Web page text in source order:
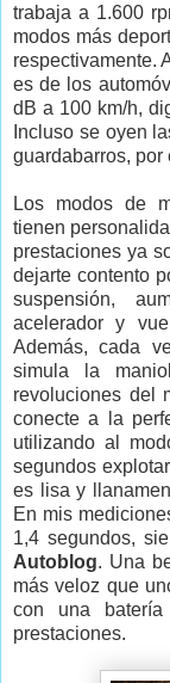
trabaja a 1.600
modos más
respectivamente.
es de los
dB a 100 km/h,
Incluso se oyen
guardabarros, por
Los modos de
tienen
prestaciones ya
dejarte contento
suspensión,
acelerador y
Además, cada
simula la
revoluciones del
conecte a la
utilizando al
segundos
es lisa y
En mis
1,4 segundos,
Autoblog. Una
más veloz que
con una
prestaciones.